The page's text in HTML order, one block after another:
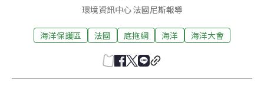
環境資訊中心法國尼斯報導
海洋保護區 法國 底拖網 海洋 海洋大會